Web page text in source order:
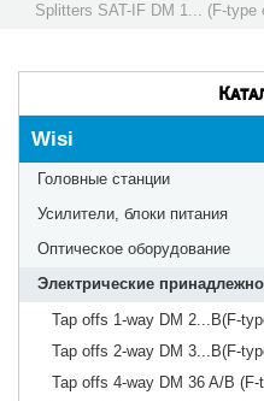
Splitters SAT-IF DM 1... (F-type
Wisi
Головные станции
Усилители, блоки питания
Оптическое оборудование
Электрические
Tap offs 1-way DM 2...B(F-
Tap offs 2-way DM 3...B(F-
Tap offs 4-way DM 36 A/B